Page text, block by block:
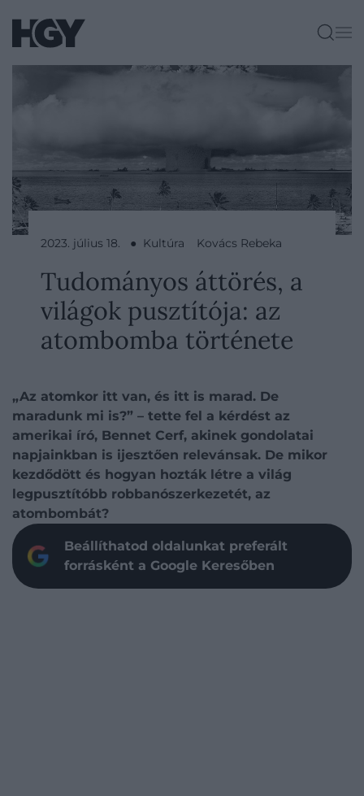
2023. július 18. ● Kultúra Kovács Rebeka
Tudományos áttörés, a
világok pusztítója: az
atombomba története
„Az atomkor itt van, és itt is marad. De
maradunk mi is?” – tette fel a kérdést az
amerikai író, Bennet Cerf, akinek gondolatai
napjainkban is ijesztően relevánsak. De mikor
kezdődött és hogyan hozták létre a világ
legpusztítóbb robbanószerkezetét, az
atombombát?
Beállíthatod oldalunkat preferált
forrásként a Google Keresőben